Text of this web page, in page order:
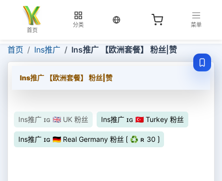
首页
分类
当前语言：中文
菜单
首页 Ins推广 Ins推广 【欧洲套餐】 粉丝|赞
Ins推广 【欧洲套餐】 粉丝|赞
Ins推广 ɪɢ 🇬🇧 UK 粉丝 Ins推广 ɪɢ 🇹🇷 Turkey 粉丝
Ins推广 ɪɢ 🇩🇪 Real Germany 粉丝 ⟮ ♻ ʀ 30 ⟯